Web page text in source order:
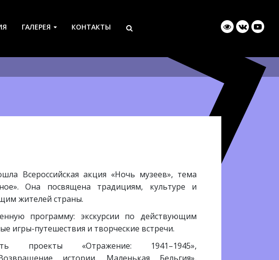
ГАЛЕРЕЯ КОНТАКТЫ
Всероссийская акция «Ночь музеев», тема
Она посвящена традициям, культуре и
жителей страны.
программу: экскурсии по действующим
игры-путешествия и творческие встречи.
проекты «Отражение: 1941–1945»,